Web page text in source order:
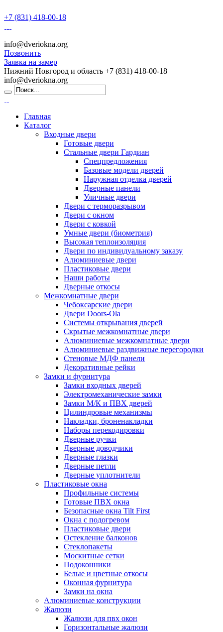
+7 (831) 418-00-18
info@dveriokna.org
Позвонить
Заявка на замер
Нижний Новгород и область +7 (831) 418-00-18
info@dveriokna.org
Главная
Каталог
Входные двери
Готовые двери
Стальные двери Гардиан
Спецпредложения
Базовые модели дверей
Наружная отделка дверей
Дверные панели
Уличные двери
Двери с терморазрывом
Двери с окном
Двери с ковкой
Умные двери (биометрия)
Высокая теплоизоляция
Двери по индивидуальному заказу
Алюминиевые двери
Пластиковые двери
Наши работы
Дверные откосы
Межкомнатные двери
Чебоксарские двери
Двери Doors-Ola
Системы открывания дверей
Скрытые межкомнатные двери
Алюминиевые межкомнатные двери
Алюминиевые раздвижные перегородки
Стеновые МДФ панели
Декоративные рейки
Замки и фурнитура
Замки входных дверей
Электромеханические замки
Замки М/К и ПВХ дверей
Цилиндровые механизмы
Накладки, броненакладки
Наборы перекодировки
Дверные ручки
Дверные доводчики
Дверные глазки
Дверные петли
Дверные уплотнители
Пластиковые окна
Профильные системы
Готовые ПВХ окна
Безопасные окна Tilt First
Окна с подогревом
Пластиковые двери
Остекление балконов
Стеклопакеты
Москитные сетки
Подоконники
Белые и цветные откосы
Оконная фурнитура
Замки на окна
Алюминиевые конструкции
Жалюзи
Жалюзи для пвх окон
Горизонтальные жалюзи